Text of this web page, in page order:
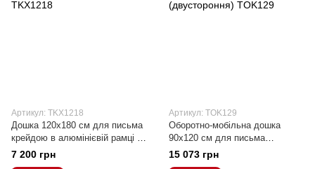
Артикул: TKX1218
Дошка 120x180 см для письма
крейдою в алюмінієвій рамці Х-
line
7 200 грн
Артикул: TOK129
Оборотно-мобільна дошка
90x120 см для письма
крейдою/лакована поверхня
(двустороння)
15 073 грн